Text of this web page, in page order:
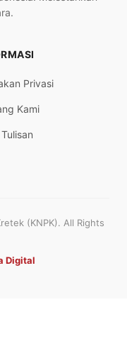
Privasi
Kami
(KNPK). All Rights
Digital